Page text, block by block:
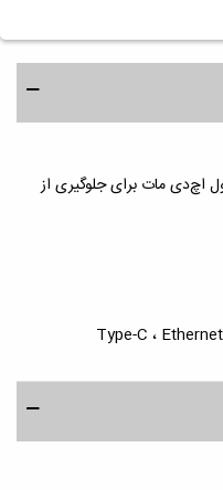
رزولوشن فول اچ‌دی مات برای جلوگیری از